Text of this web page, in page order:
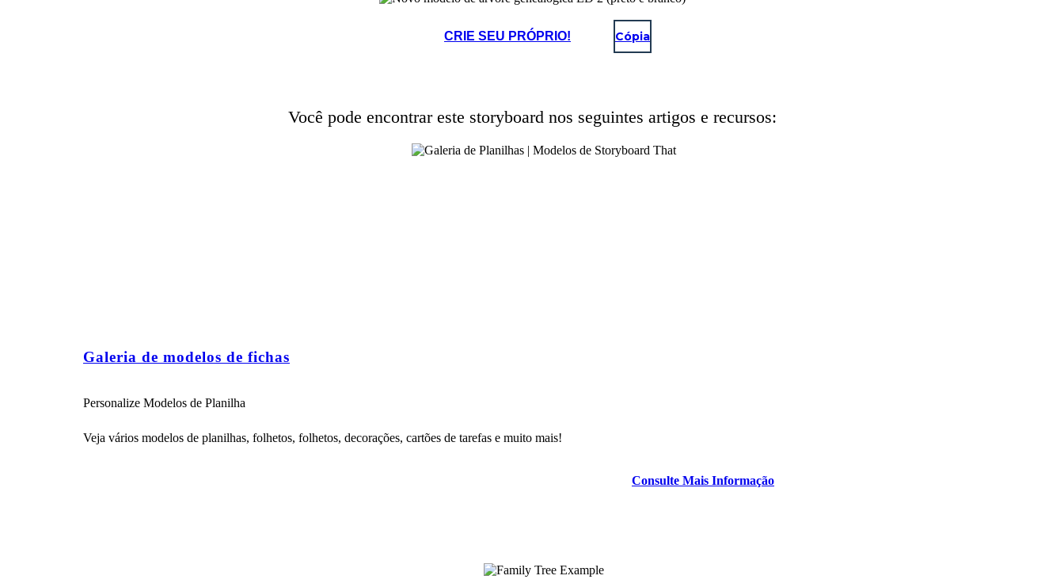
CRIE SEU PRÓPRIO! Cópia
Você pode encontrar este storyboard nos seguintes artigos e recursos:
Galeria de modelos de fichas
Personalize Modelos de Planilha
Veja vários modelos de planilhas, folhetos, folhetos, decorações, cartões de tarefas e muito mais!
Consulte Mais Informação